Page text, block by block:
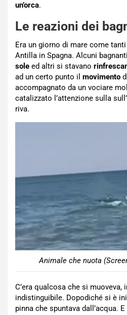
un’orca.
Le reazioni dei
Era un giorno di mare come
Antilla in Spagna. Alcuni
sole ed altri si stavano
ad un certo punto il movimento
accompagnato da un vociare
catalizzato l’attenzione sulla
riva.
Animale che nuota
C’era qualcosa che si muoveva,
indistinguibile. Dopodiché si è
pinna che spuntava dall’acqua.